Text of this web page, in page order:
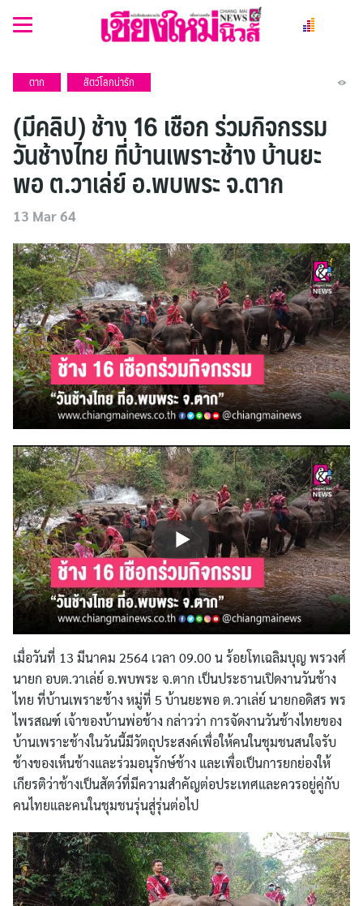
ตาก สัตว์โลกน่ารัก
(มีคลิป) ช้าง 16 เชือก ร่วมกิจกรรม
วันช้างไทย ที่บ้านเพราะช้าง บ้านยะ
พอ ต.วาเล่ย์ อ.พบพระ จ.ตาก
13 Mar 64
เมื่อวันที่ 13 มีนาคม 2564 เวลา 09.00 น ร้อยโทเฉลิมบุญ พรวงศ์
นายก อบต.วาเล่ย์ อ.พบพระ จ.ตาก เป็นประธานเปิดงานวันช้าง
ไทย ที่บ้านเพราะช้าง หมู่ที่ 5 บ้านยะพอ ต.วาเล่ย์ นายกอดิสร พร
ไพรสณฑ์ เจ้าของบ้านพ่อช้าง กล่าวว่า การจัดงานวันช้างไทยของ
บ้านเพราะช้างในวันนี้มีวัตถุประสงค์เพื่อให้คนในชุมชนสนใจรับ
ช้างของเห็นช้างและร่วมอนุรักษ์ช้าง และเพื่อเป็นการยกย่องให้
เกียรติว่าช้างเป็นสัตว์ที่มีความสำคัญต่อประเทศและควรอยู่คู่กับ
คนไทยและคนในชุมชนรุ่นสู่รุ่นต่อไป